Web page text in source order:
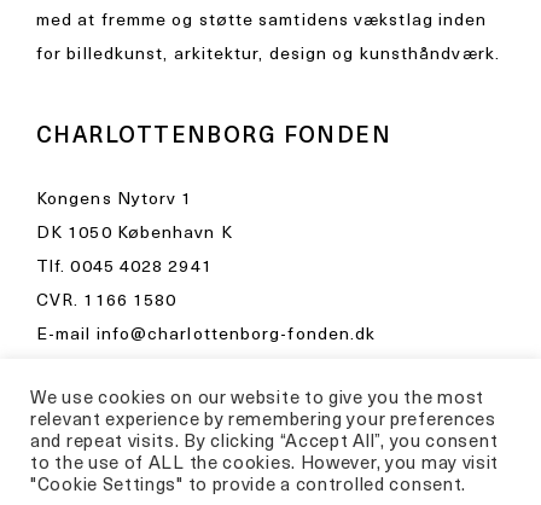
med at fremme og støtte samtidens vækstlag inden
for billedkunst, arkitektur, design og kunsthåndværk.
CHARLOTTENBORG FONDEN
Kongens Nytorv 1
DK 1050 København K
Tlf.0045 4028 2941
CVR. 1166 1580
E-mail info@charlottenborg-fonden.dk
Besøg venligst
kunsthalcharlottenborg.dk
We use cookies on our website to give you the most
relevant experience by remembering your preferences
and repeat visits. By clicking “Accept All”, you consent
to the use of ALL the cookies. However, you may visit
"Cookie Settings" to provide a controlled consent.